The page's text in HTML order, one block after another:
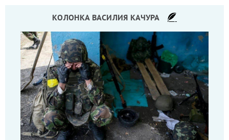
КОЛОНКА ВАСИЛИЯ КАЧУРА